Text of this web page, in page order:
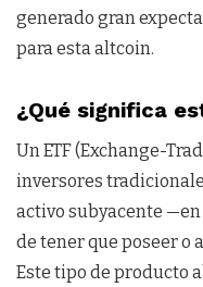
generado gran
para esta altcoin.
¿Qué significa
Un ETF (Exchange-
inversores
activo subyacente —en
de tener que poseer o
Este tipo de producto